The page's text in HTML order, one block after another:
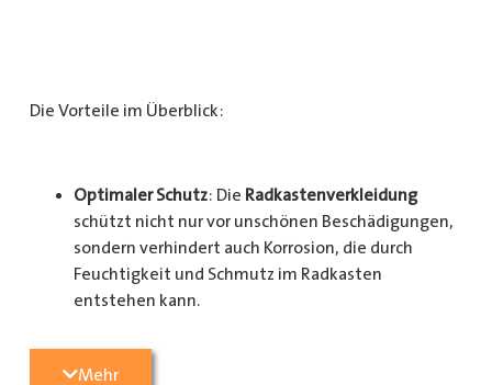
Die Vorteile im Überblick:
Optimaler Schutz: Die Radkastenverkleidung
schützt nicht nur vor unschönen Beschädigungen,
sondern verhindert auch Korrosion, die durch
Feuchtigkeit und Schmutz im Radkasten
entstehen kann.
Langlebigkeit
Mehr